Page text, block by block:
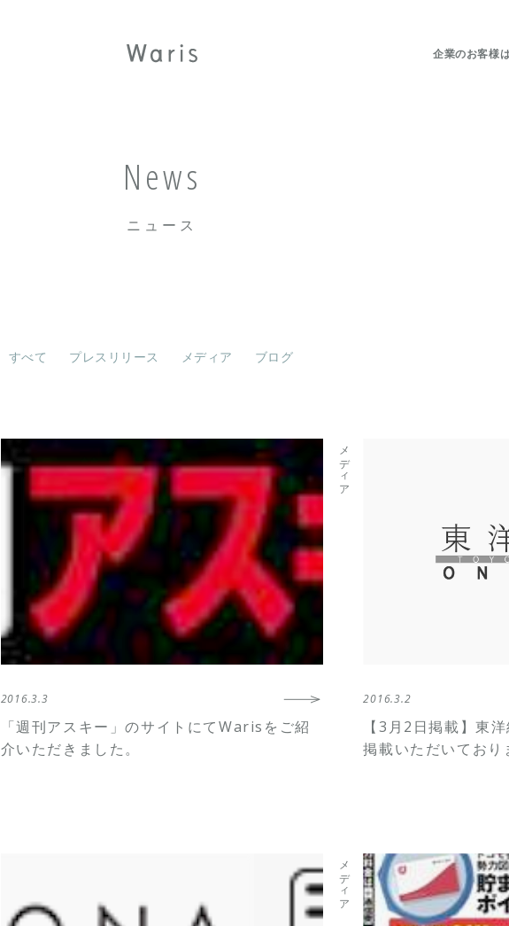
企業のお客様
News
ニュース
すべて プレスリリース メディア ブログ
2016.3.3
「週刊アスキー」のサイトにてWarisをご紹
介いただきました。
メディア
2016.3.2
【3月2日掲載】東
掲載いただいており
メディア